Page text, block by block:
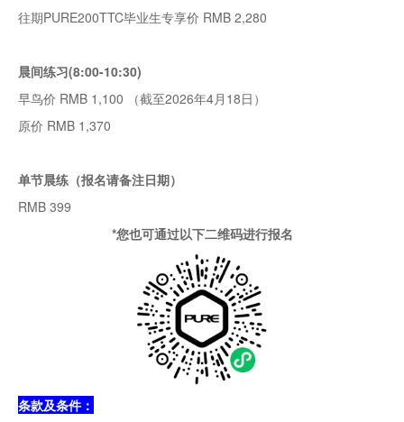
往期PURE200TTC毕业生专享价 RMB 2,280
晨间练习(8:00-10:30)
早鸟价 RMB 1,100 （截至2026年4月18日）
原价 RMB 1,370
单节晨练（报名请备注日期）
RMB 399
*您也可通过以下二维码进行报名
条款及条件：